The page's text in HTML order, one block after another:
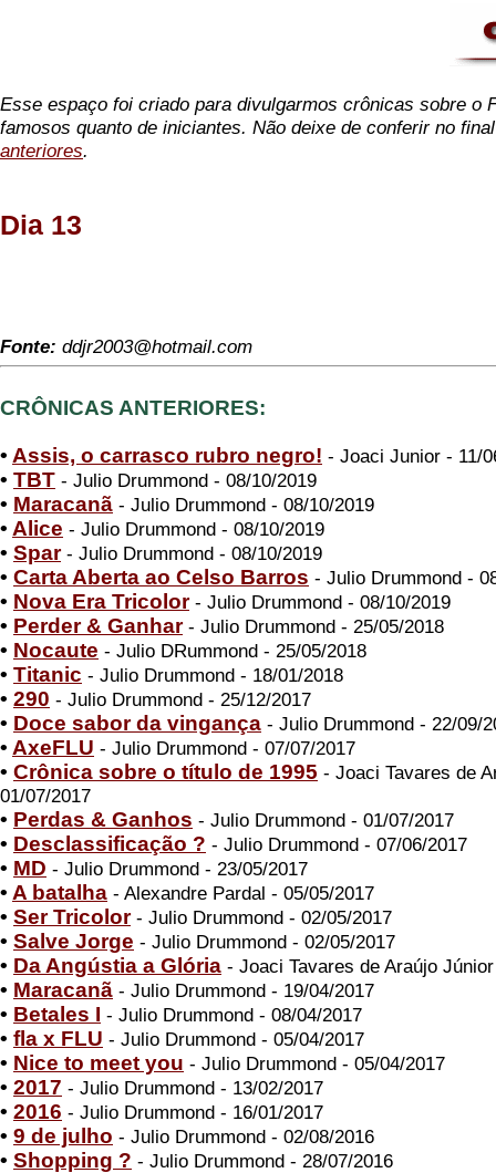
Esse espaço foi criado para divulgarmos crônicas sobre o
famosos quanto de iniciantes. Não deixe de conferir no
anteriores.
Dia 13
Fonte: ddjr2003@hotmail.com
CRÔNICAS ANTERIORES:
• Assis, o carrasco rubro negro! - Joaci Junior - 11/
• TBT - Julio Drummond - 08/10/2019
• Maracanã - Julio Drummond - 08/10/2019
• Alice - Julio Drummond - 08/10/2019
• Spar- Julio Drummond - 08/10/2019
• Carta Aberta ao Celso Barros - Julio Drummond -
• Nova Era Tricolor- Julio Drummond - 08/10/2019
• Perder & Ganhar- Julio Drummond - 25/05/2018
• Nocaute - Julio DRummond - 25/05/2018
• Titanic - Julio Drummond - 18/01/2018
• 290 - Julio Drummond - 25/12/2017
• Doce sabor da vingança - Julio Drummond - 22/09/
• AxeFLU - Julio Drummond - 07/07/2017
• Crônica sobre o título de 1995 - Joaci Tavares de
01/07/2017
• Perdas & Ganhos - Julio Drummond - 01/07/2017
• Desclassificação ? - Julio Drummond - 07/06/2017
• MD - Julio Drummond - 23/05/2017
• A batalha - Alexandre Pardal - 05/05/2017
• Ser Tricolor- Julio Drummond - 02/05/2017
• Salve Jorge - Julio Drummond - 02/05/2017
• Da Angústia a Glória - Joaci Tavares de Araújo
• Maracanã - Julio Drummond - 19/04/2017
• Betales I - Julio Drummond - 08/04/2017
• fla x FLU - Julio Drummond - 05/04/2017
• Nice to meet you - Julio Drummond - 05/04/2017
• 2017 - Julio Drummond - 13/02/2017
• 2016 - Julio Drummond - 16/01/2017
• 9 de julho - Julio Drummond - 02/08/2016
• Shopping ? - Julio Drummond - 28/07/2016